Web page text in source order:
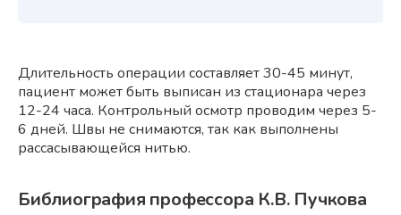
Длительность операции составляет 30-45 минут,
пациент может быть выписан из стационара через
12-24 часа. Контрольный осмотр проводим через 5-
6 дней. Швы не снимаются, так как выполнены
рассасывающейся нитью.
Библиография профессора К.В. Пучкова